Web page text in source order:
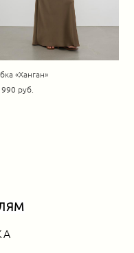
«Ханган»
990 pуб.